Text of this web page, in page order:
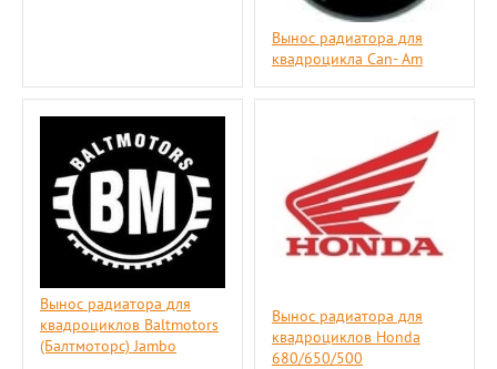
Вынос радиатора для
квадроцикла Саn- Am
Вынос радиатора для
квадроциклов Baltmotors
(Балтмоторс) Jambo
Вынос радиатора для
квадроциклов Honda
680/650/500